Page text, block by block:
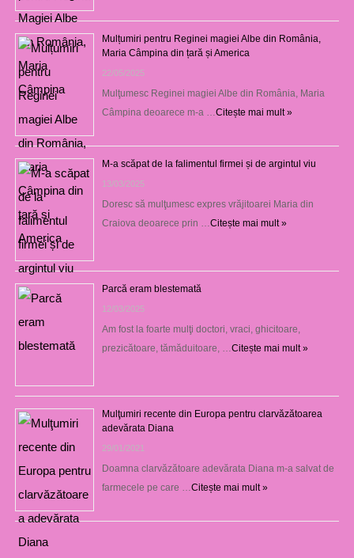
Mulțumiri pentru Reginei magiei Albe din România,
Maria Câmpina din țară și America
22/05/2025
Mulţumesc Reginei magiei Albe din România, Maria
Câmpina deoarece m-a … Citește mai mult »
M-a scăpat de la falimentul firmei și de argintul viu
13/03/2025
Doresc să mulţumesc expres vrăjitoarei Maria din
Craiova deoarece prin … Citește mai mult »
Parcă eram blestemată
12/03/2025
Am fost la foarte mulţi doctori, vraci, ghicitoare,
prezicătoare, tămăduitoare, … Citește mai mult »
Mulţumiri recente din Europa pentru clarvăzătoarea
adevărata Diana
29/01/2021
Doamna clarvăzătoare adevărata Diana m-a salvat de
farmecele pe care … Citește mai mult »